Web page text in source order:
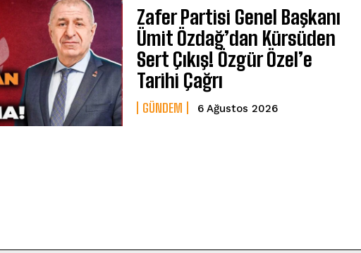
Zafer Partisi Genel Başkanı
Ümit Özdağ’dan Kürsüden
Sert Çıkış! Özgür Özel’e
Tarihi Çağrı
GÜNDEM 6 Ağustos 2026